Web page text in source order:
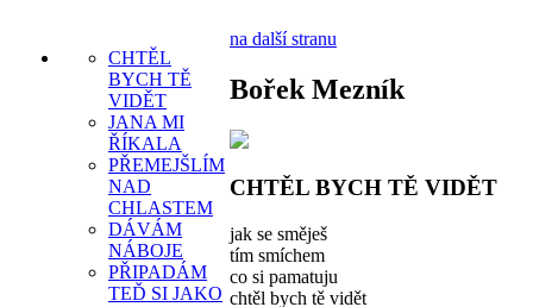
CHTĚL
BYCH TĚ
VIDĚT
JANA MI
ŘÍKALA
PŘEMEJŠLÍM
NAD
CHLASTEM
DÁVÁM
NÁBOJE
PŘIPADÁM
TEĎ SI JAKO
na další stranu
Bořek Mezník
CHTĚL BYCH TĚ VIDĚT
jak se směješ
tím smíchem
co si pamatuju
chtěl bych tě vidět